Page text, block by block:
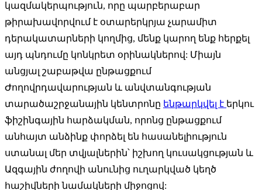
կազմակերպություն, որը պարբերաբար
թիրախավորվում է օտարերկրյա չարամիտ
դերակատարների կողմից, մենք կարող ենք հերքել
այդ պնդումը կոնկրետ օրինակներով: Միայն
անցյալ շաբաթվա ընթացքում
Ժողովրդավարության և անվտանգության
տարածաշրջանային կենտրոնը ենթարկվել է երկու
ֆիշինգային հարձակման, որոնց ընթացքում
անհայտ անձինք փորձել են հասանելիություն
ստանալ մեր տվյալներին՝ իշխող կուսակցության և
Ազգային ժողովի անունից ուղարկված կեղծ
հաշիվների նամակների միջոցով: